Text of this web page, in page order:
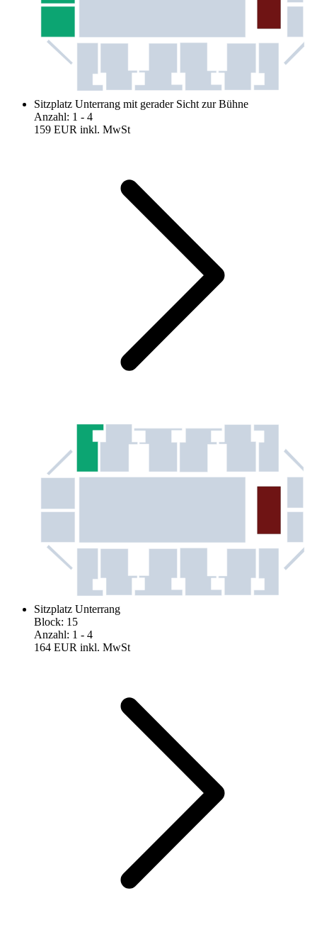
Sitzplatz Unterrang mit gerader Sicht zur Bühne
Anzahl: 1 - 4
159 EUR inkl. MwSt
Sitzplatz Unterrang
Block: 15
Anzahl: 1 - 4
164 EUR inkl. MwSt